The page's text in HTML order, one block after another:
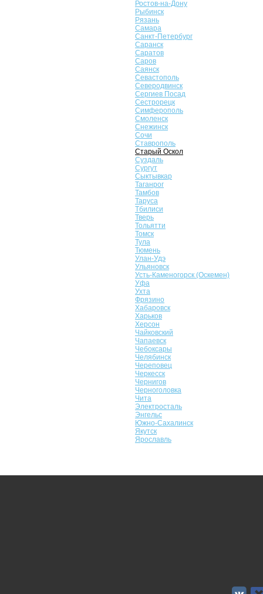
Ростов-на-Дону
Рыбинск
Рязань
Самара
Санкт-Петербург
Саранск
Саратов
Саров
Саянск
Севастополь
Северодвинск
Сергиев Посад
Сестрорецк
Симферополь
Смоленск
Снежинск
Сочи
Ставрополь
Старый Оскол
Суздаль
Сургут
Сыктывкар
Таганрог
Тамбов
Таруса
Тбилиси
Тверь
Тольятти
Томск
Тула
Тюмень
Улан-Удэ
Ульяновск
Усть-Каменогорск (Оскемен)
Уфа
Ухта
Фрязино
Хабаровск
Харьков
Херсон
Чайковский
Чапаевск
Чебоксары
Челябинск
Череповец
Черкесск
Чернигов
Черноголовка
Чита
Электросталь
Энгельс
Южно-Сахалинск
Якутск
Ярославль